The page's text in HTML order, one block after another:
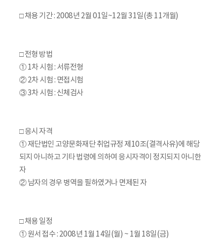
□ 채용 기간 : 2008년 2월 01일~12월 31일(총 11개월)
□ 전형 방법
① 1차 시험 : 서류전형
② 2차 시험 : 면접시험
③ 3차 시험 : 신체검사
□ 응시 자격
① 재단법인 고양문화재단 취업규정 제10조(결격사유)에 해당
되지 아니하고 기타 법령에 의하여 응시자격이 정지되지 아니한
자
② 남자의 경우 병역을 필하였거나 면제된 자
□ 채용 일정
① 원서 접수 : 2008년 1월 14일(월) ~ 1월 18일(금)